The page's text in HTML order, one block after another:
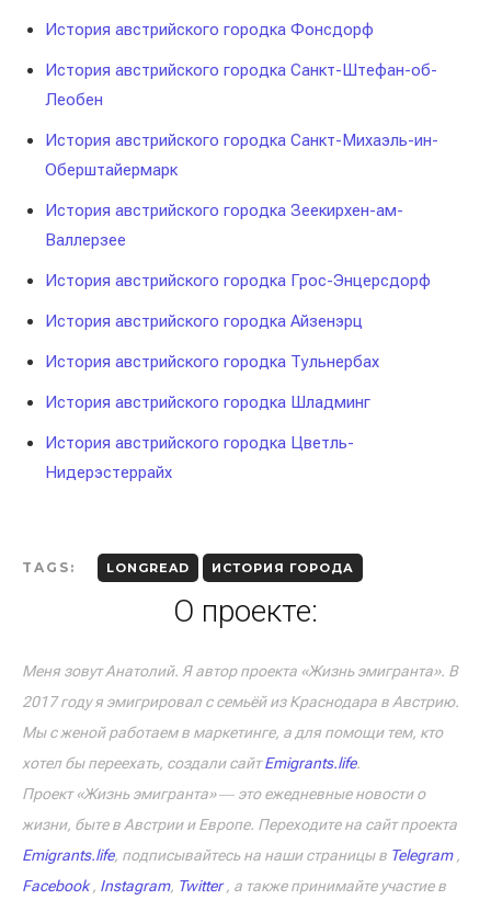
История австрийского городка Фонсдорф
История австрийского городка Санкт-Штефан-об-
Леобен
История австрийского городка Санкт-Михаэль-ин-
Оберштайермарк
История австрийского городка Зеекирхен-ам-
Валлерзее
История австрийского городка Грос-Энцерсдорф
История австрийского городка Айзенэрц
История австрийского городка Тульнербах
История австрийского городка Шладминг
История австрийского городка Цветль-
Нидерэстеррайх
TAGS: LONGREAD ИСТОРИЯ ГОРОДА
О проекте:
Меня зовут Анатолий. Я автор проекта «Жизнь эмигранта». В
2017 году я эмигрировал с семьёй из Краснодара в Австрию.
Мы с женой работаем в маркетинге, а для помощи тем, кто
хотел бы переехать, создали сайтEmigrants.life.
Проект «Жизнь эмигранта» ― это ежедневные новости о
жизни, быте в Австрии и Европе. Переходите на сайт проекта
Emigrants.life, подписывайтесь на наши страницы в Telegram,
Facebook, Instagram, Twitter, а также принимайте участие в